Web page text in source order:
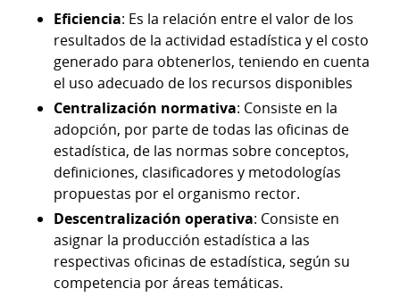
Eficiencia: Es la relación entre el valor de los
resultados de la actividad estadística y el costo
generado para obtenerlos, teniendo en cuenta
el uso adecuado de los recursos disponibles
Centralización normativa: Consiste en la
adopción, por parte de todas las oficinas de
estadística, de las normas sobre conceptos,
definiciones, clasificadores y metodologías
propuestas por el organismo rector.
Descentralización operativa: Consiste en
asignar la producción estadística a las
respectivas oficinas de estadística, según su
competencia por áreas temáticas.